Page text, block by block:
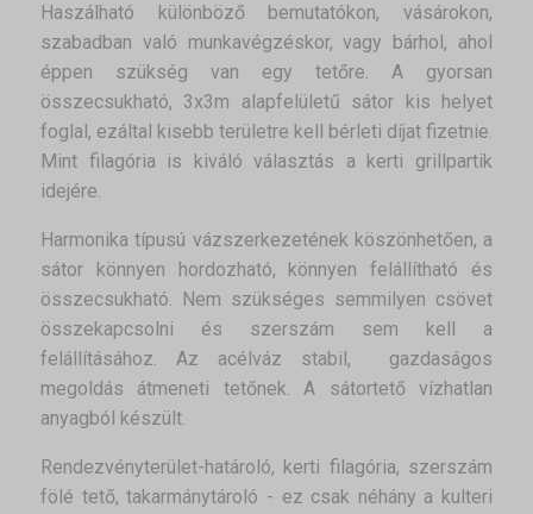
Haszálható különböző bemutatókon, vásárokon,
szabadban való munkavégzéskor, vagy bárhol, ahol
éppen szükség van egy tetőre. A gyorsan
összecsukható, 3x3m alapfelületű sátor kis helyet
foglal, ezáltal kisebb területre kell bérleti díjat fizetnie.
Mint filagória is kiváló választás a kerti grillpartik
idejére.
Harmonika típusú vázszerkezetének köszönhetően, a
sátor könnyen hordozható, könnyen felállítható és
összecsukható. Nem szükséges semmilyen csövet
összekapcsolni és szerszám sem kell a
felállításához. Az acélváz stabil, gazdaságos
megoldás átmeneti tetőnek. A sátortető vízhatlan
anyagból készült.
Rendezvényterület-határoló, kerti filagória, szerszám
fölé tető, takarmánytároló - ez csak néhány a kulteri